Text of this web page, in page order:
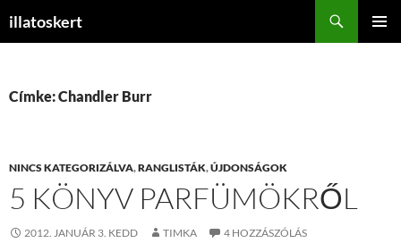
illatoskert
Címke: Chandler Burr
NINCS KATEGORIZÁLVA,RANGLISTÁK,ÚJDONSÁGOK
5 KÖNYV PARFÜMÖKRŐL
2012. JANUÁR 3. KEDD TIMKA 4 HOZZÁSZÓLÁS